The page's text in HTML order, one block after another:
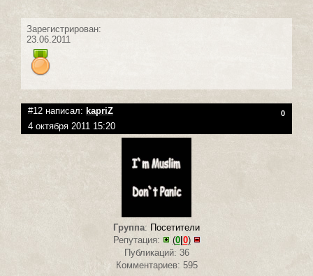
Зарегистрирован:
23.06.2011
#12 написал: kapriZ 0
4 октября 2011 15:20
Группа: Посетители
Репутация:
(0| 0)
Публикаций: 36
Комментариев: 595